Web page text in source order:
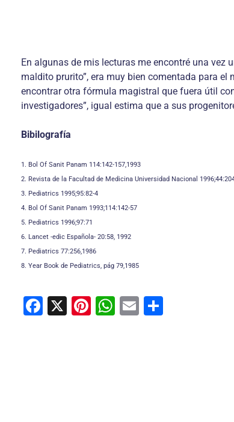
En algunas de mis lecturas me encontré una
maldito prurito”, era muy bien comentada para
encontrar otra fórmula magistral que fuera útil
investigadores”, igual estima que a sus
Bibilografía
1. Bol Of Sanit Panam 114:142-157,1993
2. Revista de la Facultad de Medicina Universidad Nacional
3. Pediatrics 1995;95:82-4
4. Bol Of Sanit Panam 1993;114:142-57
5. Pediatrics 1996;97:71
6. Lancet -edic Española- 20:58, 1992
7. Pediatrics 77:256,1986
8. Year Book de Pediatrics, pág 79,1985
F
X
Pi W E